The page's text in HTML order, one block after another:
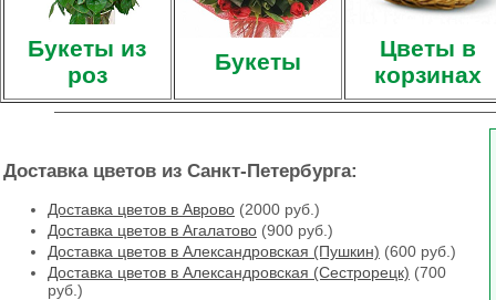
Букеты из
роз
Букеты
Цветы в
корзинах
Доставка цветов из Санкт-Петербурга:
Доставка цветов в Аврово (2000 руб.)
Доставка цветов в Агалатово (900 руб.)
Доставка цветов в Александровская (Пушкин) (600 руб.)
Доставка цветов в Александровская (Сестрорецк) (700
руб.)